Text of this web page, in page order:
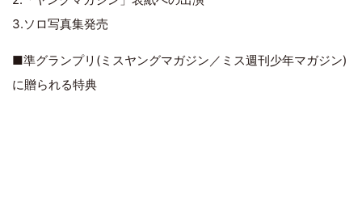
3.ソロ写真集発売
■準グランプリ(ミスヤングマガジン／ミス週刊少年マガジン)
に贈られる特典